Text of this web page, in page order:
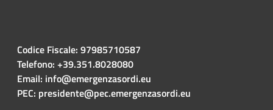
Codice Fiscale: 97985710587
Telefono: +39.351.8028080
Email: info@emergenzasordi.eu
PEC: presidente@pec.emergenzasordi.eu